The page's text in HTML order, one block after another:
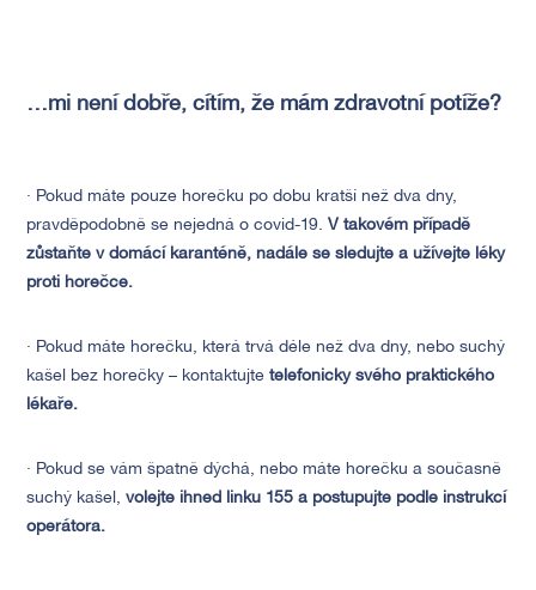
…mi není dobře, cítím, že mám zdravotní potíže?
· Pokud máte pouze horečku po dobu kratší než dva dny,
pravděpodobně se nejedná o covid-19.V takovém případě
zůstaňte v domácí karanténě, nadále se sledujte a užívejte léky
proti horečce.
· Pokud máte horečku, která trvá déle než dva dny, nebo suchý
kašel bez horečky – kontaktujte telefonicky svého praktického
lékaře.
· Pokud se vám špatně dýchá, nebo máte horečku a současně
suchý kašel,volejte ihned linku 155 a postupujte podle instrukcí
operátora.